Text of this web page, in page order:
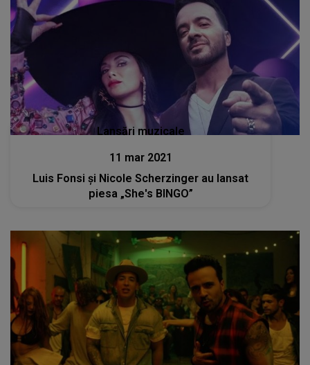
Lansări muzicale
11 mar 2021
Luis Fonsi și Nicole Scherzinger au lansat
piesa „She's BINGO”